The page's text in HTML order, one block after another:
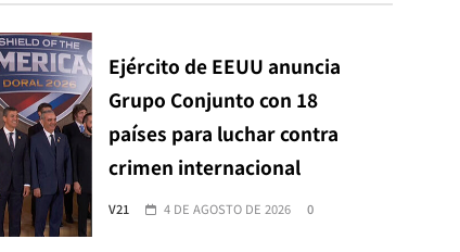
Ejército de EEUU anuncia
Grupo Conjunto con 18
países para luchar contra
crimen internacional
V21 4 DE AGOSTO DE 2026 0